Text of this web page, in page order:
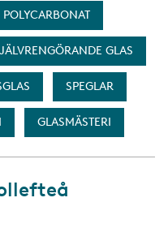
POLYCARBONAT
GLAS
SPEGLAR
GLASMÄSTERI